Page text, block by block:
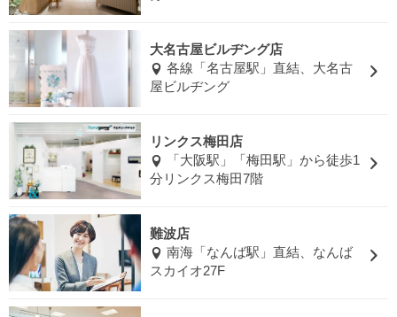
大名古屋ビルヂング店
各線「名古屋駅」直結、大名古
屋ビルヂング
リンクス梅田店
「大阪駅」「梅田駅」から徒歩1
分リンクス梅田7階
難波店
南海「なんば駅」直結、なんば
スカイオ27F